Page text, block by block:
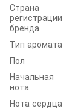
Страна
регистрации
бренда
Тип аромата
Пол
Начальная
нота
Нота сердца